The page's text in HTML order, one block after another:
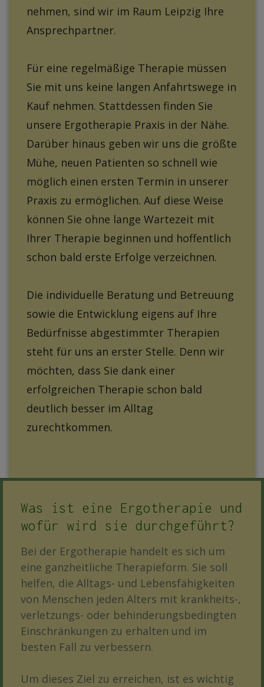
nehmen, sind wir im Raum Leipzig Ihre
Ansprechpartner.
Für eine regelmäßige Therapie müssen
Sie mit uns keine langen Anfahrtswege in
Kauf nehmen. Stattdessen finden Sie
unsere Ergotherapie Praxis in der Nähe.
Darüber hinaus geben wir uns die größte
Mühe, neuen Patienten so schnell wie
möglich einen ersten Termin in unserer
Praxis zu ermöglichen. Auf diese Weise
können Sie ohne lange Wartezeit mit
Ihrer Therapie beginnen und hoffentlich
schon bald erste Erfolge verzeichnen.
Die individuelle Beratung und Betreuung
sowie die Entwicklung eigens auf Ihre
Bedürfnisse abgestimmter Therapien
steht für uns an erster Stelle. Denn wir
möchten, dass Sie dank einer
erfolgreichen Therapie schon bald
deutlich besser im Alltag
zurechtkommen.
Was ist eine Ergotherapie und
wofür wird sie durchgeführt?
Bei der Ergotherapie handelt es sich um
eine ganzheitliche Therapieform. Sie soll
helfen, die Alltags- und Lebensfähigkeiten
von Menschen jeden Alters mit krankheits-,
verletzungs- oder behinderungsbedingten
Einschränkungen zu erhalten und im
besten Fall zu verbessern.
Um dieses Ziel zu erreichen, ist es wichtig